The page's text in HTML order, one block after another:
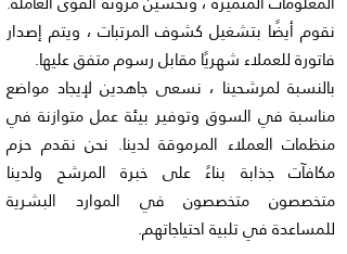
نقوم أيضًا بتشغيل كشوف المرتبات ، ويتم إصدار
فاتورة للعملاء شهريًا مقابل رسوم متفق عليها.
بالنسبة لمرشحينا ، نسعى جاهدين لإيجاد مواضع
مناسبة في السوق وتوفير بيئة عمل متوازنة في
منظمات العملاء المرموقة لدينا. نحن نقدم حزم
مكافآت جذابة بناءً على خبرة المرشح ولدينا
متخصصون متخصصون في الموارد البشرية
للمساعدة في تلبية احتياجاتهم.